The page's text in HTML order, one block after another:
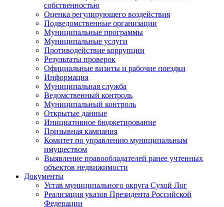
собственностью
Оценка регулирующего воздействия
Подведомственные организации
Муниципальные программы
Муниципальные услуги
Противодействие коррупции
Результаты проверок
Официальные визиты и рабочие поездки
Информация
Муниципальная служба
Ведомственный контроль
Муниципальный контроль
Открытые данные
Инициативное бюджетирование
Призывная кампания
Комитет по управлению муниципальным
имуществом
Выявление правообладателей ранее учтенных
объектов недвижимости
Документы
Устав муниципального округа Сухой Лог
Реализация указов Президента Российской
Федерации